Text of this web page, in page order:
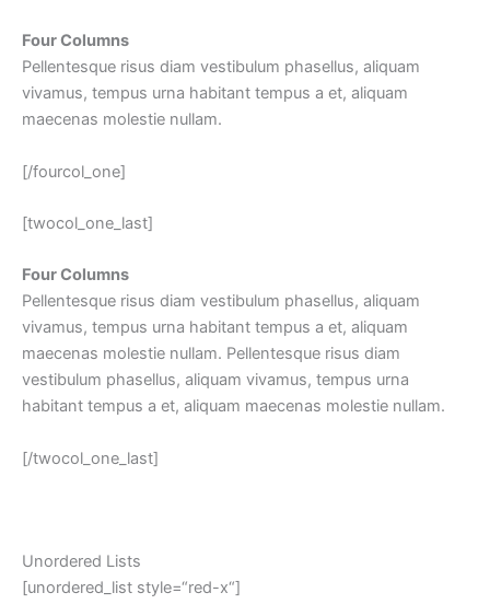
Four Columns
Pellentesque risus diam vestibulum phasellus, aliquam
vivamus, tempus urna habitant tempus a et, aliquam
maecenas molestie nullam.
[/fourcol_one]
[twocol_one_last]
Four Columns
Pellentesque risus diam vestibulum phasellus, aliquam
vivamus, tempus urna habitant tempus a et, aliquam
maecenas molestie nullam. Pellentesque risus diam
vestibulum phasellus, aliquam vivamus, tempus urna
habitant tempus a et, aliquam maecenas molestie nullam.
[/twocol_one_last]
Unordered Lists
[unordered_list style=“red-x“]